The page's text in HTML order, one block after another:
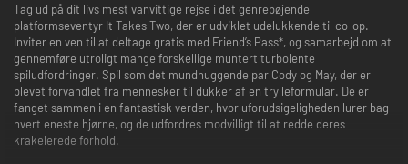
Tag ud på dit livs mest vanvittige rejse i det genrebøjende
platformseventyr It Takes Two, der er udviklet udelukkende til co-op.
Inviter en ven til at deltage gratis med Friend’s Pass*, og samarbejd om at
gennemføre utroligt mange forskellige muntert turbolente
spiludfordringer. Spil som det mundhuggende par Cody og May, der er
blevet forvandlet fra mennesker til dukker af en trylleformular. De er
fanget sammen i en fantastisk verden, hvor uforudsigeligheden lurer bag
hvert eneste hjørne, og de udfordres modvilligt til at redde deres
krakelerede forhold.